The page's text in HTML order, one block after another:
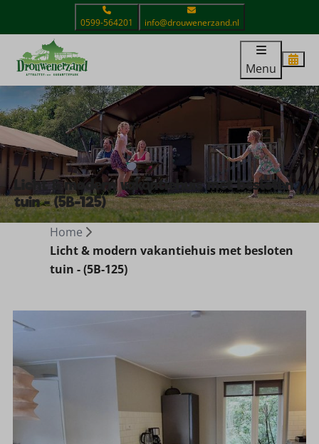
0599-564201 info@drouwenerzand.nl
Menu
Licht & modern vakantiehuis met besloten
tuin - (5B-125)
Home
Licht & modern vakantiehuis met besloten
tuin - (5B-125)